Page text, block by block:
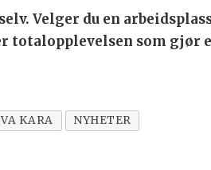
Velger du en
totalopplevelsen som gjør
KARA NYHETER